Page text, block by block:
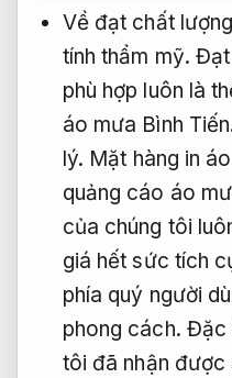
Về đạt chất
tính thẩm mỹ. Đạt
phù hợp luôn là
áo mưa Bình
lý. Mặt hàng in
quảng cáo áo
của chúng tôi
giá hết sức tích
phía quý người
phong cách. Đặc
tôi đã nhận được